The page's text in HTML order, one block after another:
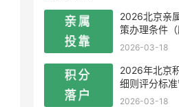
2026北京亲
策办理条件（
2026-03-18
2026年北京
细则评分标
2026-03-18